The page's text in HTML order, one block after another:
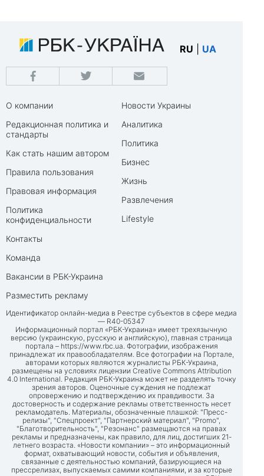
RU UA
О компании
Редакционная политика и
стандарты
Как стать нашим автором
Правила пользования
Правовая информация
Политика
конфиденциальности
Контакты
Команда
Вакансии в РБК-Украина
Разместить рекламу
Новости Украины
Аналитика
Политика
Бизнес
Жизнь
Развлечения
Lifestyle
Идентификатор онлайн-медиа в Реестре субъектов в сфере медиа
— R40-05347
Информационный портал «РБК-Украина» имеет трехязычную
версию (украинскую, русскую и английскую), главная страница
портала – https://www.rbc.ua. Фотографии, изображения
принадлежат их правообладателям. Все фотографии на Портале,
авторами которых являются журналисты РБК-Украина,
размещены на условиях лицензии Creative Commons Attribution
4.0 International. Редакция РБК-Украина может не разделять точку
зрения авторов. Оценочные суждения не подлежат
опровержению и подтверждению их правдивости. За
достоверность и содержание рекламы ответственность несет
рекламодатель. Материалы, обозначенные плашкой: "Пресс-
релизы", "Спецпроект", "Партнерский материал", "Promo",
"Благотворительность", "Резонанс" размещаются на правах
рекламы и предназначены, как правило, для лиц, достигших 21-
летнего возраста. «Новости компании» – это информационный
формат, охватывающий новости, события и объявления,
связанные с деятельностью компаний, базирующиеся на
прессрелизах, выпускаемых самими компаниями, и за которые